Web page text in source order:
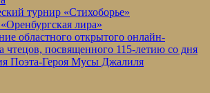
турнир «Стихоборье»
лира»
областного открытого онлайн-
чтецов, посвященного 115-летию со дня
Поэта-Героя Мусы Джалиля